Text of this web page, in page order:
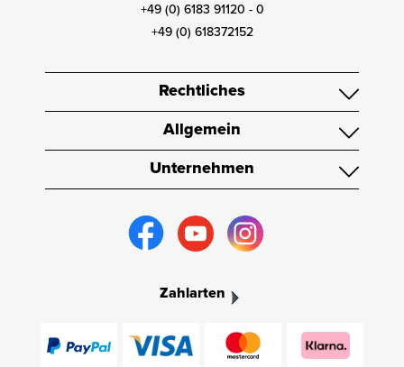
+49 (0) 6183 91120 - 0
+49 (0) 618372152
Rechtliches
Allgemein
Unternehmen
Zahlarten